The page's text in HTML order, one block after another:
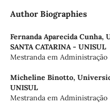
Author Biographies
Fernanda Aparecida Cunha,
SANTA CATARINA - UNISUL
Mestranda em Administração
Micheline Binotto,
UNISUL
Mestranda em Administração